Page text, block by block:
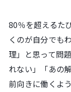
80％を超えるた
くのが自分でも
理」と思って問
れない」「あの
前向きに働くよ